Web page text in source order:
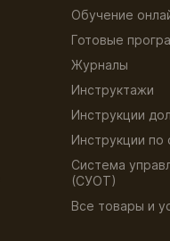
Обучение
Готовые
Журналы
Инструктажи
Инструкции
Инструкции по
Система
(СУОТ)
Все товары и